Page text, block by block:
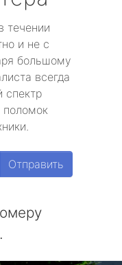
течении
и не с
большому
всегда
спектр
поломок
Отправить
.